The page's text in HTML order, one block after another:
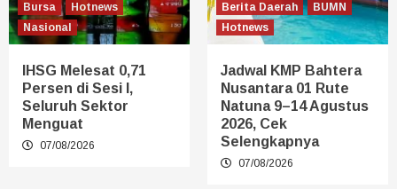
Bursa
Hotnews
Nasional
IHSG Melesat 0,71
Persen di Sesi I,
Seluruh Sektor
Menguat
07/08/2026
Berita Daerah
BUMN
Hotnews
Jadwal KMP Bahtera
Nusantara 01 Rute
Natuna 9–14 Agustus
2026, Cek
Selengkapnya
07/08/2026